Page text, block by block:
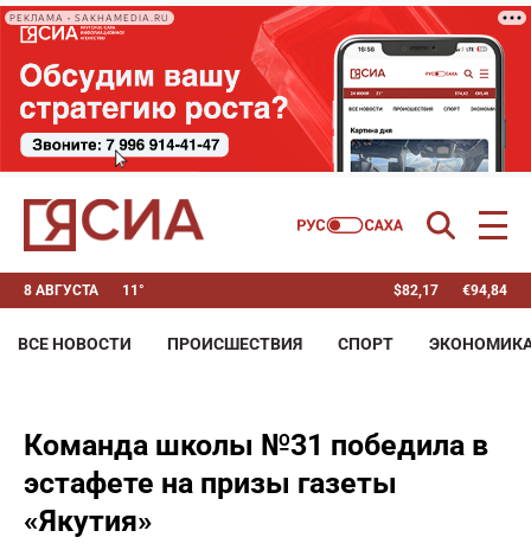
РЕКЛАМА • SAKHAMEDIA.RU
8 АВГУСТА 11° $82,17 €94,84
ВСЕ НОВОСТИ ПРОИСШЕСТВИЯ СПОРТ
Команда школы №31 победила в
эстафете на призы газеты
«Якутия»